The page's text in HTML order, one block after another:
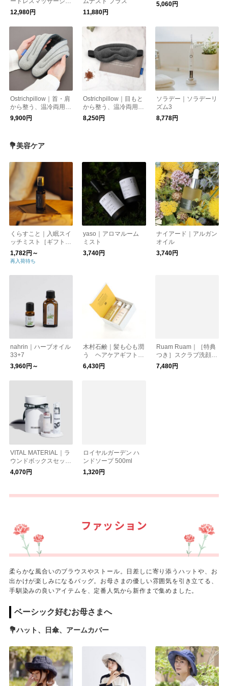
KSM-2401
12,980円
11,880円
5,060円
Ostrichpillow｜首・肩
から整う、温冷両用ネ
ックピロー【夏小物】
9,900円
Ostrichpillow｜目もと
から整う、温冷両用
アイマスク【夏小物】
8,250円
ソラデー｜ソラデーリ
ズム3
8,778円
💐美容ケア
くらすこと｜入眠スイ
ッチミスト［ギフト/
贈り物］
1,782円～
再入荷待ち
yaso｜アロマルーム
ミスト
3,740円
ナイアード｜アルガン
オイル
3,740円
nahrin｜ハーブオイル
33+7
3,960円～
木村石鹸｜髪も心も潤
う ヘアケアギフト
（J1）
6,430円
Ruam Ruam｜［特典
つき］スクラブ洗顔ジ
ェル+引き締め化粧水
7,480円
VITAL MATERIAL｜ラ
ウンドボックスセット
D
4,070円
ロイヤルガーデン ハ
ンドソープ 500ml
1,320円
柔らかな風合いのブラウスやストール。日差しに寄り添うハットや、お
出かけが楽しみになるバッグ。お母さまの優しい雰囲気を引き立てる、
手馴染みの良いアイテムを、定番人気から新作まで集めました。
ベーシック好むお母さまへ
💐ハット、日傘、アームカバー